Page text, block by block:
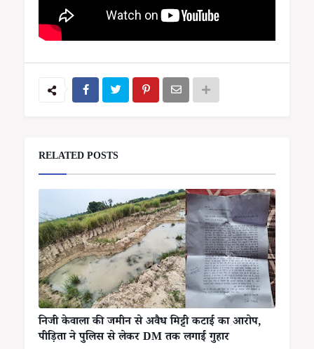
RELATED POSTS
निजी केवाला की जमीन से अवैध मिट्टी कटाई का आरोप,
पीड़िता ने पुलिस से लेकर DM तक लगाई गुहार